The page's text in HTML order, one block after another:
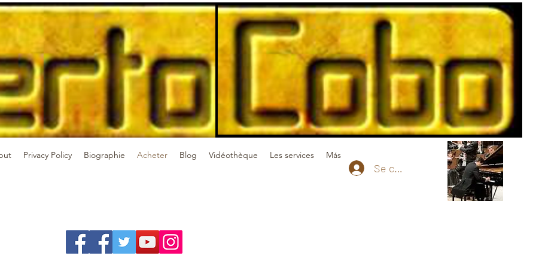
Privacy Policy Biographie Acheter Blog Vidéothèque Les services Más
Se connecter